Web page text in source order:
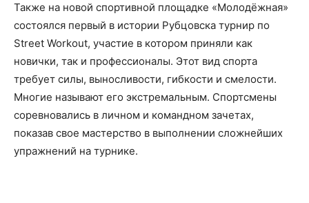
Также на новой спортивной площадке «Молодёжная»
состоялся первый в истории Рубцовска турнир по
Street Workout, участие в котором приняли как
новички, так и профессионалы. Этот вид спорта
требует силы, выносливости, гибкости и смелости.
Многие называют его экстремальным. Спортсмены
соревновались в личном и командном зачетах,
показав свое мастерство в выполнении сложнейших
упражнений на турнике.